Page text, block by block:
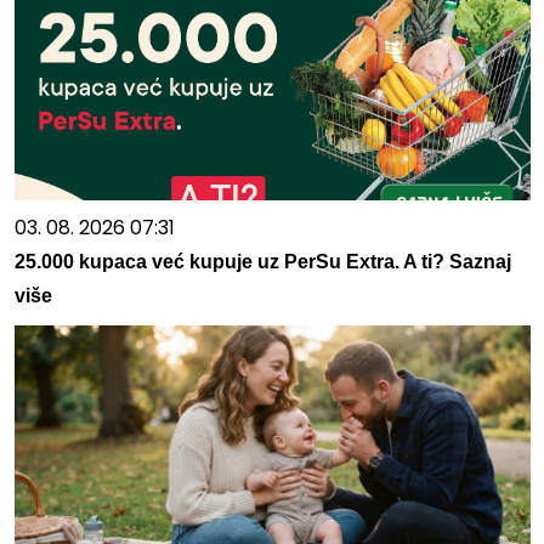
03. 08. 2026 07:31
25.000 kupaca već kupuje uz PerSu Extra. A ti? Saznaj
više